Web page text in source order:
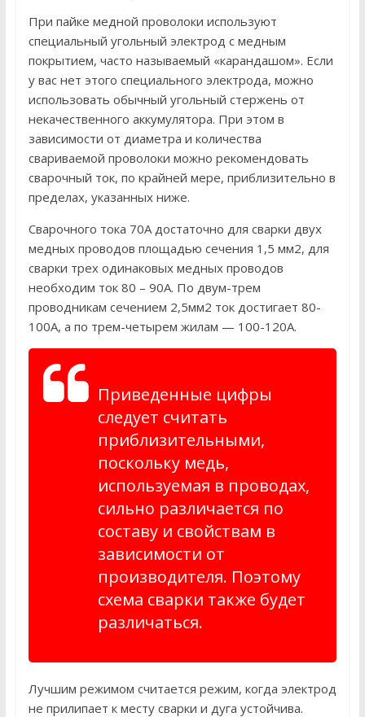
При пайке медной проволоки используют
специальный угольный электрод с медным
покрытием, часто называемый «карандашом». Если
у вас нет этого специального электрода, можно
использовать обычный угольный стержень от
некачественного аккумулятора. При этом в
зависимости от диаметра и количества
свариваемой проволоки можно рекомендовать
сварочный ток, по крайней мере, приблизительно в
пределах, указанных ниже.
Сварочного тока 70А достаточно для сварки двух
медных проводов площадью сечения 1,5 мм2, для
сварки трех одинаковых медных проводов
необходим ток 80 – 90А. По двум-трем
проводникам сечением 2,5мм2 ток достигает 80-
100А, а по трем-четырем жилам — 100-120А.
Приведенные цифры
следует считать
приблизительными,
поскольку медь,
используемая в проводах,
сильно различается по
составу и свойствам в
зависимости от
производителя. Поэтому
схема сварки также будет
различаться.
Лучшим режимом считается режим, когда электрод
не прилипает к месту сварки и дуга устойчива.